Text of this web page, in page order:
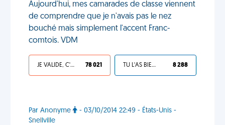
Aujourd'hui, mes camarades de classe viennent
de comprendre que je n'avais pas le nez
bouché mais simplement l'accent Franc-
comtois. VDM
JE VALIDE, C'EST UNE VDM 78 021 TU L'AS BIEN MÉRITÉ 8 288
Par Anonyme
- 03/10/2014 22:49 - États-Unis -
Snellville